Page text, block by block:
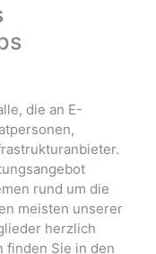
die an E-
rund um die
meisten unserer
herzlich
finden Sie in den